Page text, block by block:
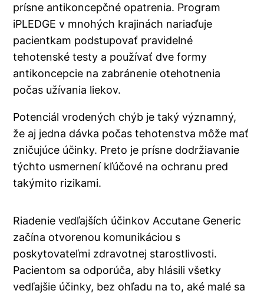
prísne antikoncepčné opatrenia. Program
iPLEDGE v mnohých krajinách nariaďuje
pacientkam podstupovať pravidelné
tehotenské testy a používať dve formy
antikoncepcie na zabránenie otehotnenia
počas užívania liekov.
Potenciál vrodených chýb je taký významný,
že aj jedna dávka počas tehotenstva môže mať
zničujúce účinky. Preto je prísne dodržiavanie
týchto usmernení kľúčové na ochranu pred
takýmito rizikami.
Riadenie vedľajších účinkov Accutane Generic
začína otvorenou komunikáciou s
poskytovateľmi zdravotnej starostlivosti.
Pacientom sa odporúča, aby hlásili všetky
vedľajšie účinky, bez ohľadu na to, aké malé sa